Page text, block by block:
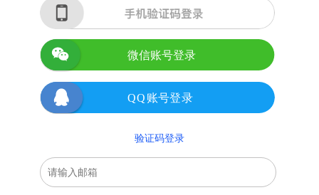
验证码登录